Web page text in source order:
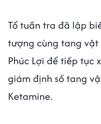
Tổ tuần tra đã lập
tượng cùng tang
Phúc Lợi để tiếp tục
giám định số tang
Ketamine.